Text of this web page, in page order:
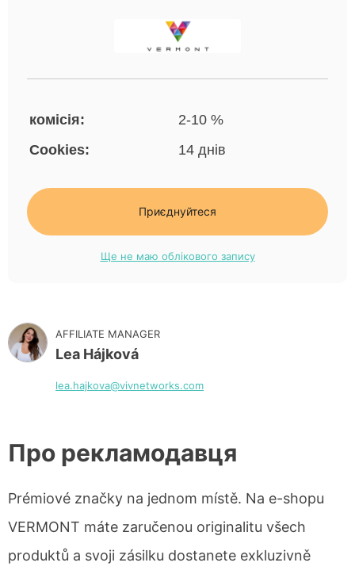
комісія:
2-10 %
Cookies:
14 днів
Приєднуйтеся
Ще не маю облікового запису
AFFILIATE MANAGER
Lea Hájková
lea.hajkova@vivnetworks.com
Про рекламодавця
Prémiové značky na jednom místě. Na e-shopu
VERMONT máte zaručenou originalitu všech
produktů a svoji zásilku dostanete exkluzivně